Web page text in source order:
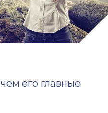
его главные